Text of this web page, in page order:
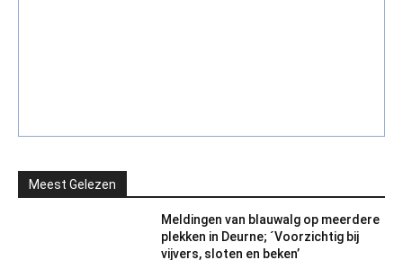
Meest Gelezen
Meldingen van blauwalg op meerdere
plekken in Deurne; ´Voorzichtig bij
vijvers, sloten en beken’